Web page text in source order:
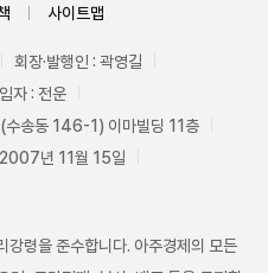
사이트맵
회장·발행인 : 곽영길
자 : 전운
수송동 146-1) 이마빌딩 11층
2007년 11월 15일
강령을 준수합니다. 아주경제의 모든